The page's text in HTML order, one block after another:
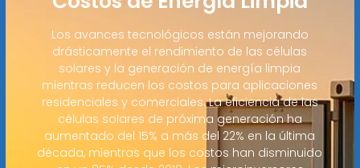
Los avances tecnológicos están mejorando
drásticamente el rendimiento de las células
solares y la generación de energía limpia
mientras reducen los costos para aplicaciones
residenciales y comerciales. La eficiencia de las
células solares de próxima generación ha
aumentado del 15% a más del 22% en la última
década, mientras que los costos han disminuido